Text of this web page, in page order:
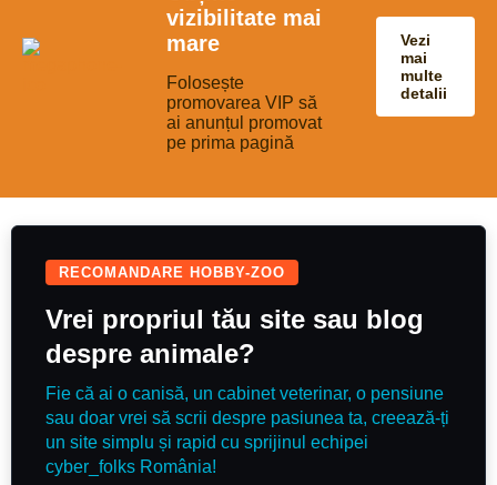
vizibilitate mai
mare
Folosește
promovarea VIP să
ai anunțul promovat
pe prima pagină
Vezi
mai
multe
detalii
RECOMANDARE HOBBY-ZOO
Vrei propriul tău site sau blog
despre animale?
Fie că ai o canisă, un cabinet veterinar, o pensiune
sau doar vrei să scrii despre pasiunea ta, creează-ți
un site simplu și rapid cu sprijinul echipei
cyber_folks România!